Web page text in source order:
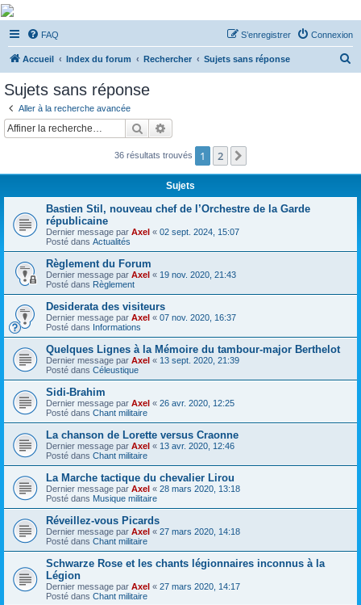
De Musicae Militari -
Forums
Forums de discussions
FAQ Connexion
S’enregistrer
Accueil Index du forum Rechercher Sujets sans réponse
c
Sujets sans réponse
Aller à la recherche avancée
Rechercher
36 résultats trouvés 1 2
Sujets
Bastien Stil, nouveau chef de l’Orchestre de la Garde
républicaine
Dernier message par Axel « 02 sept. 2024, 15:07
Posté dans Actualités
Règlement du Forum
Dernier message par Axel « 19 nov. 2020, 21:43
Posté dans Règlement
Desiderata des visiteurs
Dernier message par Axel « 07 nov. 2020, 16:37
Posté dans Informations
Quelques Lignes à la Mémoire du tambour-major Berthelot
Dernier message par Axel « 13 sept. 2020, 21:39
Posté dans Céleustique
Sidi-Brahim
Dernier message par Axel « 26 avr. 2020, 12:25
Posté dans Chant militaire
La chanson de Lorette versus Craonne
Dernier message par Axel « 13 avr. 2020, 12:46
Posté dans Chant militaire
La Marche tactique du chevalier Lirou
Dernier message par Axel « 28 mars 2020, 13:18
Posté dans Musique militaire
Réveillez-vous Picards
Dernier message par Axel « 27 mars 2020, 14:18
Posté dans Chant militaire
Schwarze Rose et les chants légionnaires inconnus à la
Légion
Dernier message par Axel « 27 mars 2020, 14:17
Posté dans Chant militaire